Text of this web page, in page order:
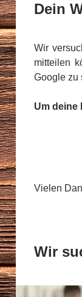
Dein
Wir
mitteilen
Google zu
Um deine
Vielen
Wir